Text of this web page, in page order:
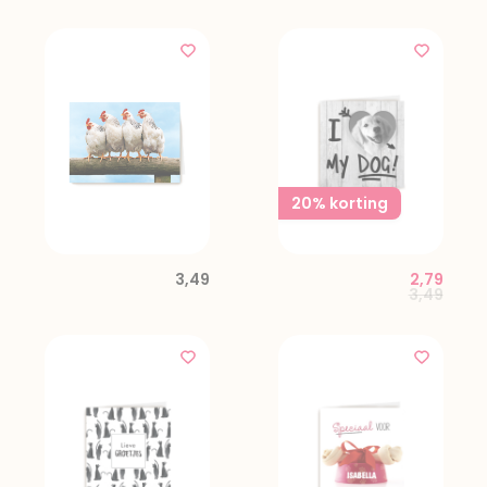
3,49
20% korting
Price
3,49to
2,79